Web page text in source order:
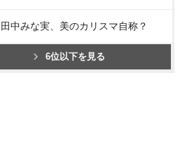
田中みな実、美のカリスマ自称？
6位以下を見る